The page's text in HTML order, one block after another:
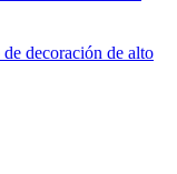
decoración de alto